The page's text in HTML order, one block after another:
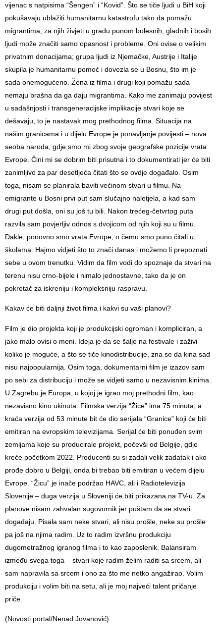
vijenac s natpisima “Šengen” i “Kovid”. Što se tiče ljudi u BiH koji
pokušavaju ublažiti humanitarnu katastrofu tako da pomažu
migrantima, za njih živjeti u gradu punom bolesnih, gladnih i bosih
ljudi može značiti samo opasnost i probleme. Oni ovise o velikim
privatnim donacijama; grupa ljudi iz Njemačke, Austrije i Italije
skupila je humanitarnu pomoć i dovezla se u Bosnu, što im je
sada onemogućeno. Žena iz filma i drugi koji pomažu sada
nemaju brašna da ga daju migrantima. Kako me zanimaju povijest
u sadašnjosti i transgeneracijske implikacije stvari koje se
dešavaju, to je nastavak mog prethodnog filma. Situacija na
našim granicama i u dijelu Evrope je ponavljanje povijesti – nova
seoba naroda, gdje smo mi zbog svoje geografske pozicije vrata
Evrope. Čini mi se dobrim biti prisutna i to dokumentirati jer će biti
zanimljivo za par desetljeća čitati što se ovdje događalo. Osim
toga, nisam se planirala baviti većinom stvari u filmu. Na
emigrante u Bosni prvi put sam slučajno naletjela, a kad sam
drugi put došla, oni su još tu bili. Nakon trećeg-četvrtog puta
razvila sam povjerljiv odnos s dvojicom od njih koji su u filmu.
Dakle, ponovno smo vrata Evrope, o čemu smo puno čitali u
školama. Hajmo vidjeti što to znači danas i možemo li prepoznati
sebe u ovom trenutku. Vidim da film vodi do spoznaje da stvari na
terenu nisu crno-bijele i nimalo jednostavne, tako da je on
pokretač za iskreniju i kompleksniju raspravu.
Kakav će biti daljnji život filma i kakvi su vaši planovi?
Film je dio projekta koji je produkcijski ogroman i kompliciran, a
jako malo ovisi o meni. Ideja je da se šalje na festivale i zaživi
koliko je moguće, a što se tiče kinodistribucije, zna se da kina sad
nisu najpopularnija. Osim toga, dokumentarni film je izazov sam
po sebi za distribuciju i može se vidjeti samo u nezavisnim kinima.
U Zagrebu je Europa, u kojoj je igrao moj prethodni film, kao
nezavisno kino ukinuta. Filmska verzija “Žice” ima 75 minuta, a
kraća verzija od 53 minute bit će dio serijala “Granice” koji će biti
emitiran na evropskim televizijama. Serijal će biti ponuđen svim
zemljama koje su producirale projekt, počevši od Belgije, gdje
kreće početkom 2022. Producenti su si zadali velik zadatak i ako
prođe dobro u Belgiji, onda bi trebao biti emitiran u većem dijelu
Evrope. “Žicu” je inače podržao HAVC, ali i Radiotelevizija
Slovenije – duga verzija u Sloveniji će biti prikazana na TV-u. Za
planove nisam zahvalan sugovornik jer puštam da se stvari
događaju. Pisala sam neke stvari, ali nisu prošle, neke su prošle
pa još na njima radim. Uz to radim izvršnu produkciju
dugometražnog igranog filma i to kao zaposlenik. Balansiram
između svega toga – stvari koje radim želim raditi sa srcem, ali
sam napravila sa srcem i ono za što me netko angažirao. Volim
produkciju i volim biti na setu, ali je moj najveći talent pričanje
priče.
(Novosti portal/Nenad Jovanović)